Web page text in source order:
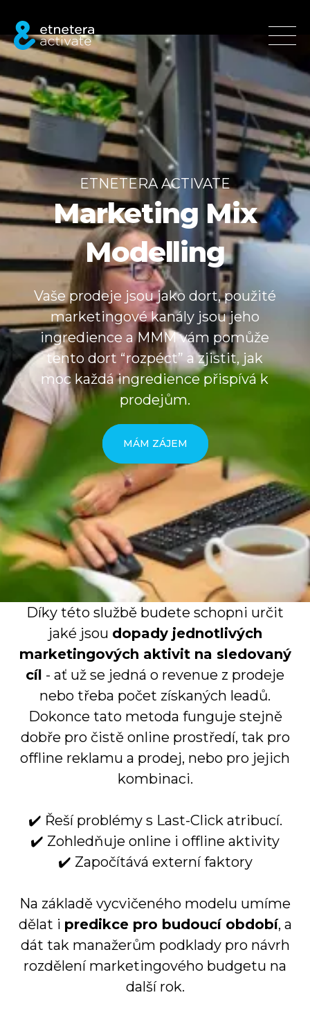
ETNETERA ACTIVATE
Marketing Mix
Modelling
Vaše prodeje jsou jako dort, použité
marketingové kanály jsou jeho
ingredience a MMM vám pomůže
tento dort “rozpéct” a zjistit, jak
moc každá ingredience přispívá k
prodejům.
MÁM ZÁJEM
Díky této službě budete schopni určit
jaké jsou dopady jednotlivých
marketingových aktivit na sledovaný
cíl - ať už se jedná o revenue z prodeje
nebo třeba počet získaných leadů.
Dokonce tato metoda funguje stejně
dobře pro čistě online prostředí, tak pro
offline reklamu a prodej, nebo pro jejich
kombinaci.
✔️ Řeší problémy s Last-Click atribucí.
✔️ Zohledňuje online i offline aktivity
✔️ Započítává externí faktory
Na základě vycvičeného modelu umíme
dělat i predikce pro budoucí období, a
dát tak manažerům podklady pro návrh
rozdělení marketingového budgetu na
další rok.